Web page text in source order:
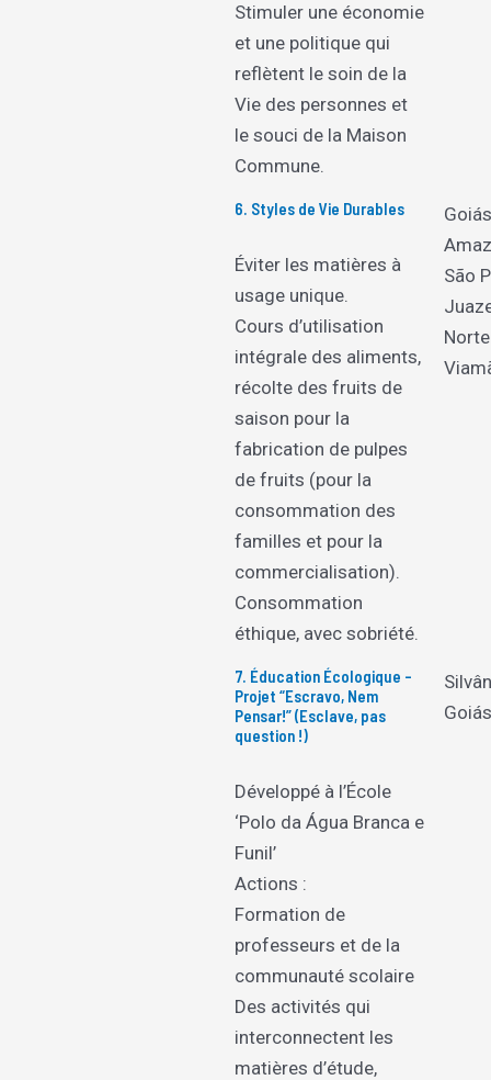
Stimuler une économie
et une politique qui
reflètent le soin de la
Vie des personnes et
le souci de la Maison
Commune.
6. Styles de Vie Durables
Éviter les matières à
usage unique.
Cours d’utilisation
intégrale des aliments,
récolte des fruits de
saison pour la
fabrication de pulpes
de fruits (pour la
consommation des
familles et pour la
commercialisation).
Consommation
éthique, avec sobriété.
São
7. Éducation Écologique –
Projet “Escravo, Nem
Pensar!” (Esclave, pas
question !)
Développé à l’École
‘Polo da Água Branca e
Funil’
Actions :
Formation de
professeurs et de la
communauté scolaire
Des activités qui
interconnectent les
matières d’étude,
Goiás